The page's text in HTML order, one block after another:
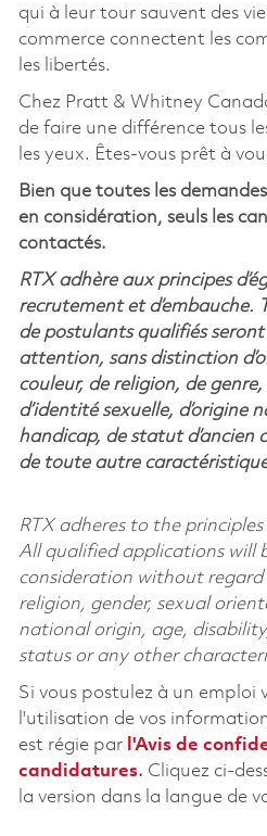
qui à leur tour sauvent des
commerce connectent les
les libertés.
Chez Pratt & Whitney
de faire une différence tous
les yeux. Êtes-vous prêt à
Bien que toutes les
en considération, seuls les
contactés.
RTX adhère aux principes
recrutement et d’embauche.
de postulants qualifiés seront
attention, sans distinction
couleur, de religion, de
d’identité sexuelle, d’origine
handicap, de statut
de toute autre
RTX adheres to the
All qualified applications will
consideration without
religion, gender, sexual
national origin, age,
status or any other
Si vous postulez à un emploi
l'utilisation de vos
est régie par l'Avis de
candidatures. Cliquez ci-
la version dans la langue de